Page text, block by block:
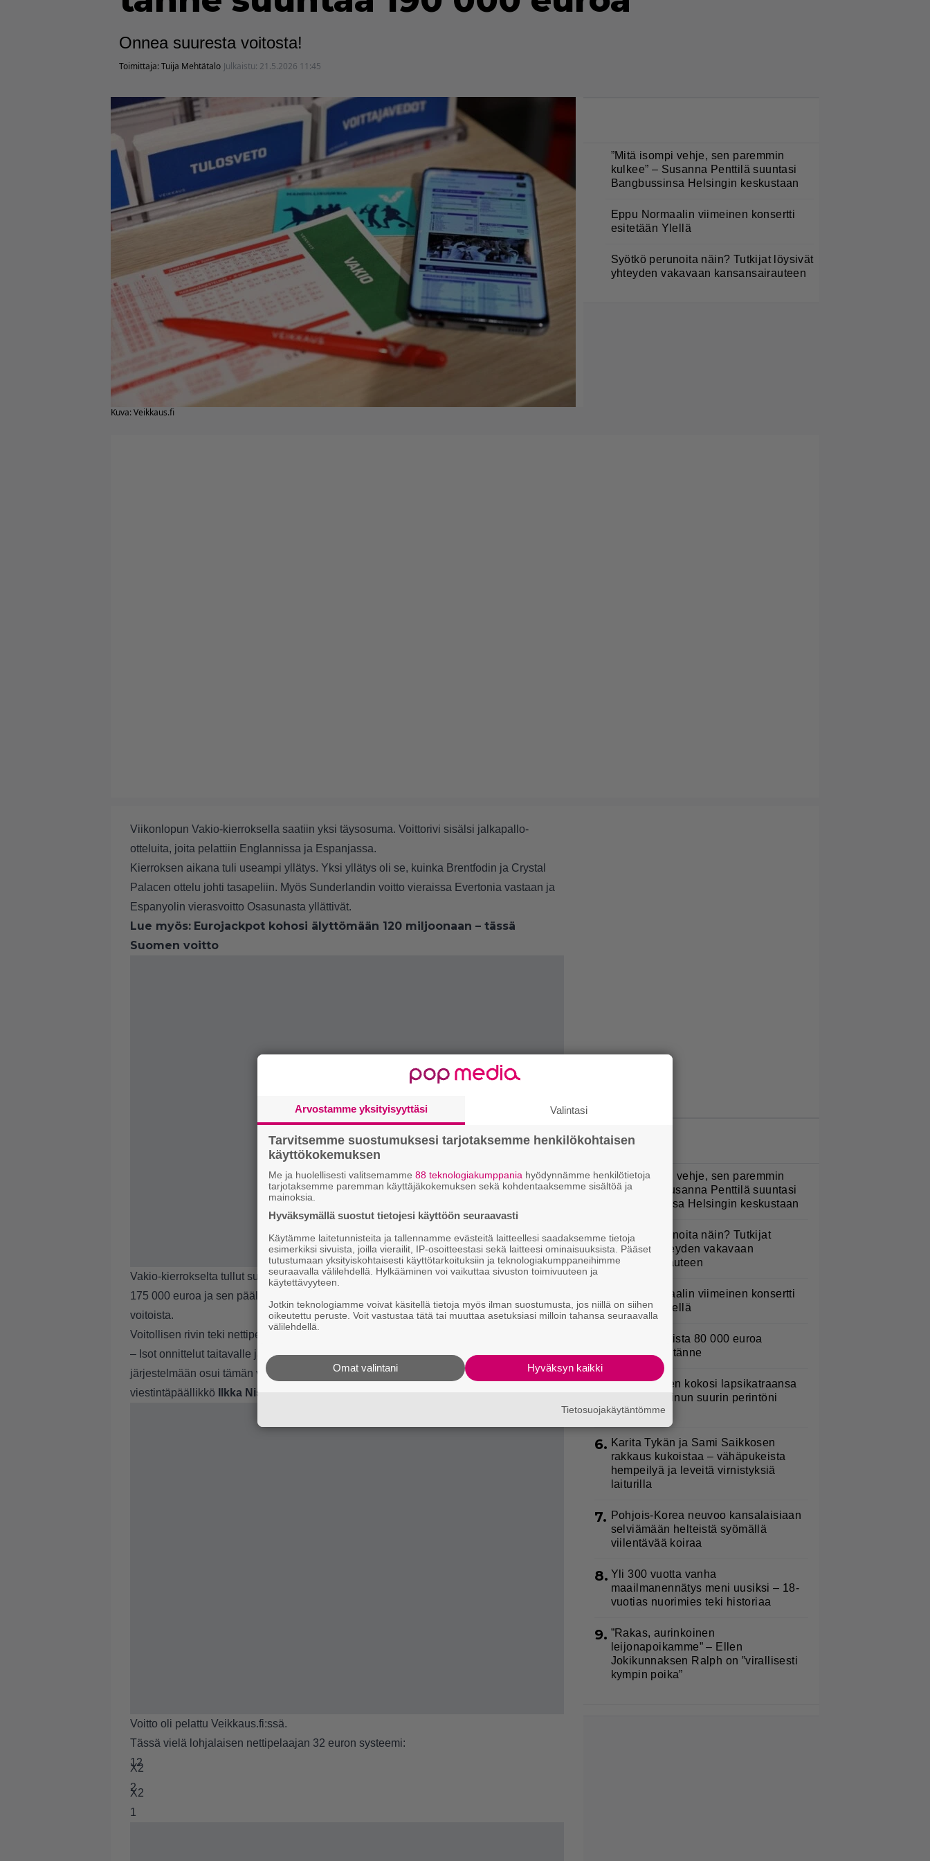
Onnea suuresta voitosta!
Toimittaja:Tuija Mehtätalo Julkaistu: 21.5.2026 11:45
Kuva: Veikkaus.fi
”Mitä isompi vehje, sen paremmin
kulkee” – Susanna Penttilä suuntasi
Bangbussinsa Helsingin keskustaan
Eppu Normaalin viimeinen konsertti
esitetään Ylellä
Syötkö perunoita näin? Tutkijat löysivät
yhteyden vakavaan kansansairauteen
Viikonlopun Vakio-kierroksella saatiin yksi täysosuma. Voittorivi sisälsi jalkapallo-
otteluita, joita pelattiin Englannissa ja Espanjassa.
Kierroksen aikana tuli useampi yllätys. Yksi yllätys oli se, kuinka Brentfodin ja Crystal
Palacen ottelu johti tasapeliin. Myös Sunderlandin voitto vieraissa Evertonia vastaan ja
Espanyolin vierasvoitto Osasunasta yllättivät.
Lue myös: Eurojackpot kohosi älyttömään 120 miljoonaan – tässä
Suomen voitto
Vakio-kierrokselta tullut suuri voitto on 190 346 euroa. Täysosuman osuus siitä on
175 000 euroa ja sen päälle tuli voittoja vielä pienemmistä järjestelmään osuneista
voitoista.
Voitollisen rivin teki nettipelaaja Lohjalta, joka saa voittorahat suoraan pelitililleen.
– Isot onnittelut taitavalle ja onnekkaalle voittajalle Lohjalle! Nettipelaajan 32 euron
järjestelmään osui tämän vuoden suurin Vakio-voitto, onnittelee Veikkauksen
viestintäpäällikkö
Ilkka Nisula
Voitto oli pelattu Veikkaus.fi:ssä.
Tässä vielä lohjalaisen nettipelaajan 32 euron systeemi:
12
X2
2
X2
1
1.
”Mitä isompi vehje, sen paremmin
kulkee” – Susanna Penttilä suuntasi
Bangbussinsa Helsingin keskustaan
2. Syötkö perunoita näin? Tutkijat
löysivät yhteyden vakavaan
kansansairauteen
Eppu Normaalin viimeinen konsertti
esitetään Ylellä
Eurojackpotista 80 000 euroa
Suomeen – tänne
5. Jani Sievinen kokosi lapsikatraansa
yhteen – ”Minun suurin perintöni
heille”
6. Karita Tykän ja Sami Saikkosen
rakkaus kukoistaa – vähäpukeista
hempeilyä ja leveitä virnistyksiä
laiturilla
7. Pohjois-Korea neuvoo kansalaisiaan
selviämään helteistä syömällä
viilentävää koiraa
8. Yli 300 vuotta vanha
maailmanennätys meni uusiksi – 18-
vuotias nuorimies teki historiaa
9. ”Rakas, aurinkoinen
leijonapoikamme” – Ellen
Jokikunnaksen Ralph on ”virallisesti
kympin poika”
Arvostamme yksityisyyttäsi Valintasi
Tarvitsemme suostumuksesi tarjotaksemme henkilökohtaisen
käyttökokemuksen
Me ja huolellisesti valitsemamme 88 teknologiakumppania hyödynnämme henkilötietoja
tarjotaksemme paremman käyttäjäkokemuksen sekä kohdentaaksemme sisältöä ja
mainoksia.
Hyväksymällä suostut tietojesi käyttöön seuraavasti
Käytämme laitetunnisteita ja tallennamme evästeitä laitteellesi saadaksemme tietoja
esimerkiksi sivuista, joilla vierailit, IP-osoitteestasi sekä laitteesi ominaisuuksista. Pääset
tutustumaan yksityiskohtaisesti käyttötarkoituksiin ja teknologiakumppaneihimme
seuraavalla välilehdellä. Hylkääminen voi vaikuttaa sivuston toimivuuteen ja
käytettävyyteen.
Jotkin teknologiamme voivat käsitellä tietoja myös ilman suostumusta, jos niillä on siihen
oikeutettu peruste. Voit vastustaa tätä tai muuttaa asetuksiasi milloin tahansa seuraavalla
välilehdellä.
Hyväksyn kaikki
Omat valintani
Tietosuojakäytäntömme